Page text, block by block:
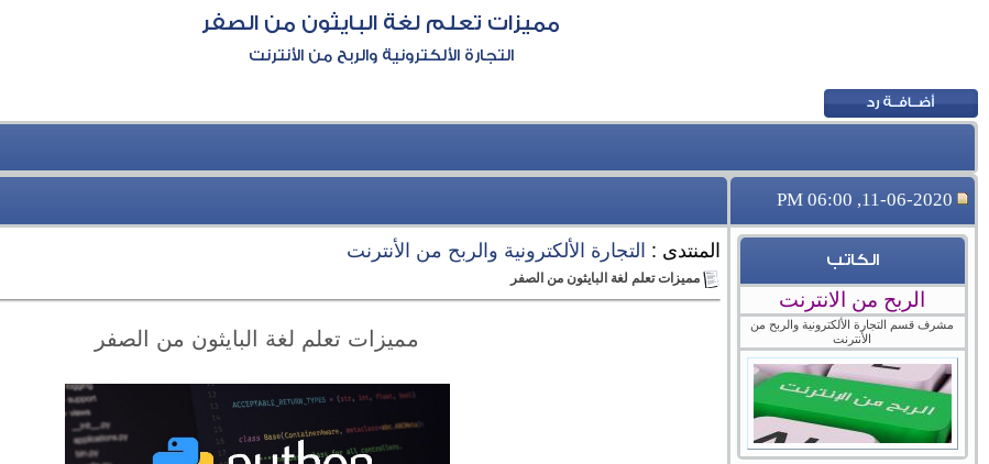
مميزات تعلم لغة البايثون من الصفر
التجارة الألكترونية والربح من الأنترنت
11-06-2020, 06:00 PM
الكاتب
الربح من الانترنت
مشرف قسم التجارة الألكترونية والربح من
الأنترنت
المنتدى : التجارة الألكترونية والربح من الأنترنت
مميزات تعلم لغة البايثون من الصفر
مميزات تعلم لغة البايثون من الصفر